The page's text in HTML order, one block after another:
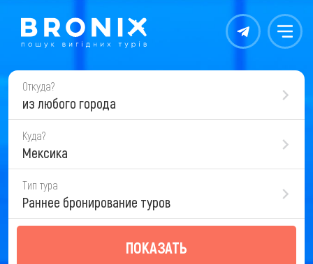
Контакты Меню
Откуда?
из любого города
Куда?
Мексика
Тип тура
Раннее бронирование туров
ПОКАЗАТЬ